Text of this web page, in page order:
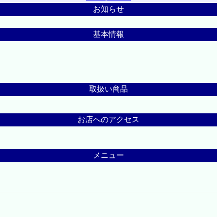
お知らせ
基本情報
取扱い商品
お店へのアクセス
メニュー